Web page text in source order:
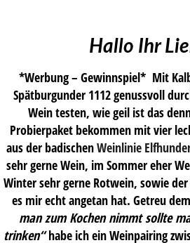
Hallo Ihr
*Werbung – Gewinnspiel* Mit
Spätburgunder 1112 genussvoll
Wein testen, wie geil ist das
Probierpaket bekommen mit vier
aus der badischenWeinlinie
sehr gerne Wein, im Sommer eher
Winter sehr gerne Rotwein, sowie der
es mir echt angetan hat. Getreu
man zum Kochen nimmt sollte
trinken“habe ich ein Weinpairing